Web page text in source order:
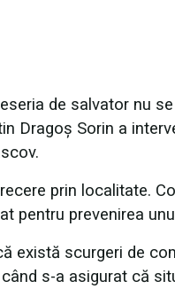
de salvator nu
Dragoș Sorin a
prin localitate.
pentru prevenirea
există scurgeri de
s-a asigurat că